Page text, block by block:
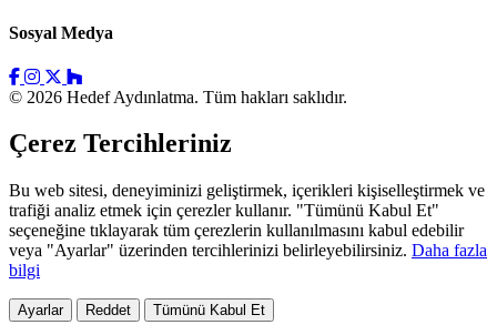
Sosyal Medya
© 2026 Hedef Aydınlatma. Tüm hakları saklıdır.
Çerez Tercihleriniz
Bu web sitesi, deneyiminizi geliştirmek, içerikleri kişiselleştirmek ve
trafiği analiz etmek için çerezler kullanır. "Tümünü Kabul Et"
seçeneğine tıklayarak tüm çerezlerin kullanılmasını kabul edebilir
veya "Ayarlar" üzerinden tercihlerinizi belirleyebilirsiniz. Daha fazla
bilgi
Ayarlar Reddet Tümünü Kabul Et